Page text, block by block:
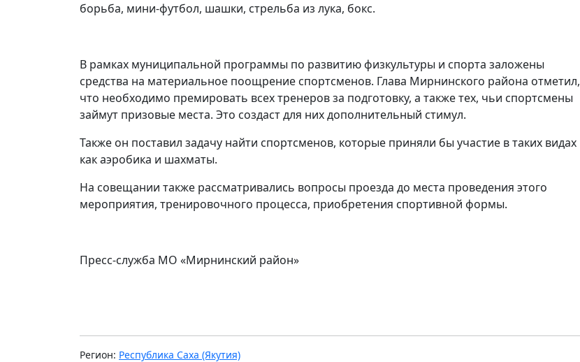
борьба, мини-футбол, шашки, стрельба из лука, бокс.
В рамках муниципальной программы по развитию физкультуры и спорта заложены
средства на материальное поощрение спортсменов. Глава Мирнинского района отметил,
что необходимо премировать всех тренеров за подготовку, а также тех, чьи спортсмены
займут призовые места. Это создаст для них дополнительный стимул.
Также он поставил задачу найти спортсменов, которые приняли бы участие в таких видах
как аэробика и шахматы.
На совещании также рассматривались вопросы проезда до места проведения этого
мероприятия, тренировочного процесса, приобретения спортивной формы.
Пресс-служба МО «Мирнинский район»
Регион: Республика Саха (Якутия)